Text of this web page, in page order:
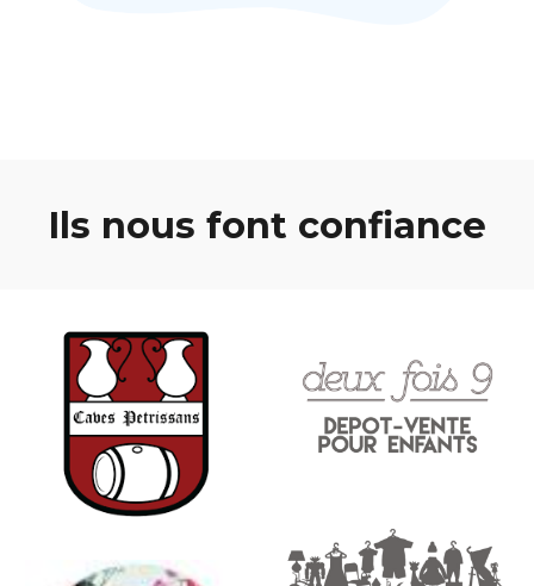
Ils nous font confiance